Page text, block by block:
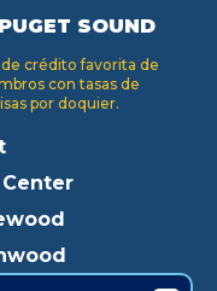
SOUND
crédito favorita de
con tasas de
por doquier.